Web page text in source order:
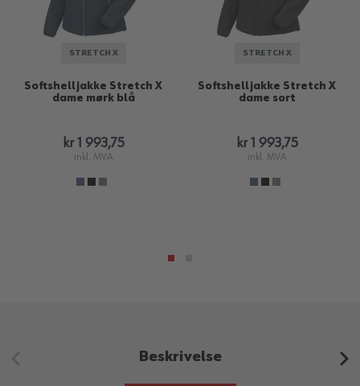
STRETCH X
Softshelljakke Stretch X
dame mørk blå
kr 1 993,75
inkl. MVA
STRETCH X
Softshelljakke Stretch X
dame sort
kr 1 993,75
inkl. MVA
Beskrivelse